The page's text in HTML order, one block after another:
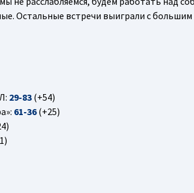
Остальные встречи выиграли с
29-83 (+54)
61-36(+25)